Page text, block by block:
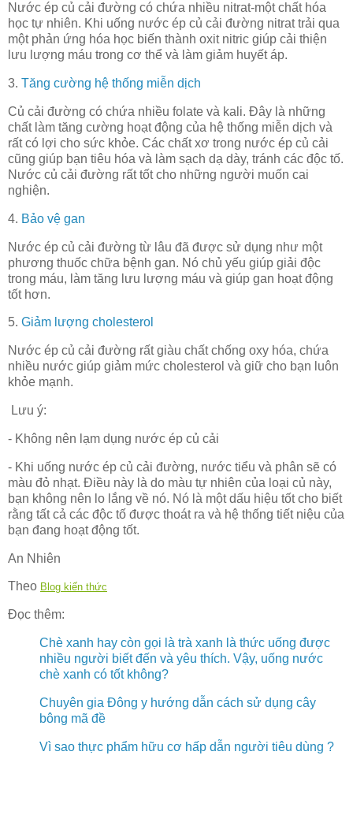
Nước ép củ cải đường có chứa nhiều nitrat-một chất hóa
học tự nhiên. Khi uống nước ép củ cải đường nitrat trải qua
một phản ứng hóa học biến thành oxit nitric giúp cải thiện
lưu lượng máu trong cơ thể và làm giảm huyết áp.
3. Tăng cường hệ thống miễn dịch
Củ cải đường có chứa nhiều folate và kali. Đây là những
chất làm tăng cường hoạt động của hệ thống miễn dịch và
rất có lợi cho sức khỏe. Các chất xơ trong nước ép củ cải
cũng giúp bạn tiêu hóa và làm sạch dạ dày, tránh các độc tố.
Nước củ cải đường rất tốt cho những người muốn cai
nghiện.
4. Bảo vệ gan
Nước ép củ cải đường từ lâu đã được sử dụng như một
phương thuốc chữa bệnh gan. Nó chủ yếu giúp giải độc
trong máu, làm tăng lưu lượng máu và giúp gan hoạt động
tốt hơn.
5. Giảm lượng cholesterol
Nước ép củ cải đường rất giàu chất chống oxy hóa, chứa
nhiều nước giúp giảm mức cholesterol và giữ cho bạn luôn
khỏe mạnh.
Lưu ý:
- Không nên lạm dụng nước ép củ cải
- Khi uống nước ép củ cải đường, nước tiểu và phân sẽ có
màu đỏ nhạt. Điều này là do màu tự nhiên của loại củ này,
bạn không nên lo lắng về nó. Nó là một dấu hiệu tốt cho biết
rằng tất cả các độc tố được thoát ra và hệ thống tiết niệu của
bạn đang hoạt động tốt.
An Nhiên
Theo Blog kiến thức
Đọc thêm:
Chè xanh hay còn gọi là trà xanh là thức uống được
nhiều người biết đến và yêu thích. Vậy, uống nước
chè xanh có tốt không?
Chuyên gia Đông y hướng dẫn cách sử dụng cây
bông mã đề
Vì sao thực phẩm hữu cơ hấp dẫn người tiêu dùng ?